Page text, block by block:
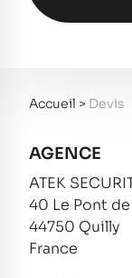
Accueil > Devis
AGENCE
ATEK
40 Le Pont
44750 Quilly
France